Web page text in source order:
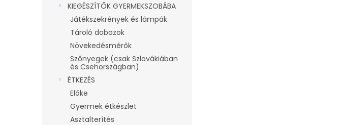
KIEGÉSZÍTŐK GYERMEKSZOBÁBA
Játékszekrények és lámpák
Tároló dobozok
Növekedésmérők
Szőnyegek (csak Szlovákiában
és Csehországban)
ÉTKEZÉS
Előke
Gyermek étkészlet
Asztalterítés